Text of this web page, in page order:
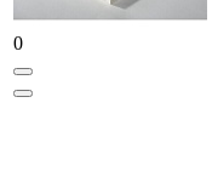
0